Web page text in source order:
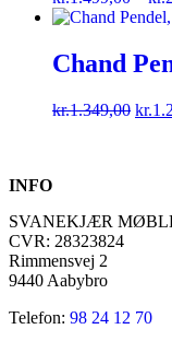
Chand
kr.1.349,00 kr.
INFO
SVANEKJÆR
CVR: 28323824
Rimmensvej 2
9440 Aabybro
Telefon: 98 24 12 70